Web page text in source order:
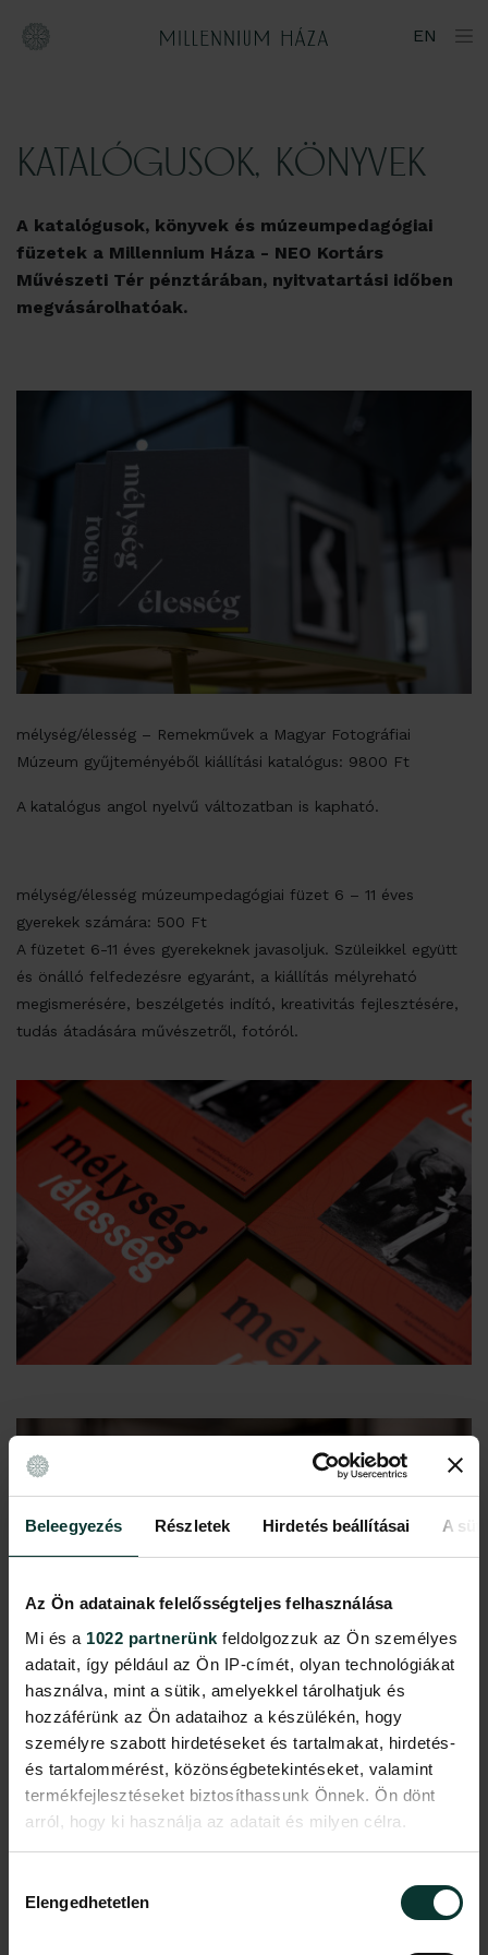
Beleegyezés Részletek Hirdetés beállításai A
Az Ön adatainak felelősségteljes felhasználása
Mi és a 1022 partnerünk feldolgozzuk az Ön személyes
adatait, így például az Ön IP-címét, olyan technológiákat
használva, mint a sütik, amelyekkel tárolhatjuk és
hozzáférünk az Ön adataihoz a készülékén, hogy
személyre szabott hirdetéseket és tartalmakat, hirdetés-
és tartalommérést, közönségbetekintéseket, valamint
termékfejlesztéseket biztosíthassunk Önnek. Ön dönt
arról, hogy ki használja az adatait és milyen célra.
Információgyűjtés az Ön földrajzi
kiválasztása
Elengedhetetlen
Ugrás
a
EN
KATALÓGUSOK, KÖNYVEK
A katalógusok, könyvek és múzeumpedagógiai
füzetek a Millennium Háza - NEO Kortárs
Művészeti Tér pénztárában, nyitvatartási időben
megvásárolhatóak.
mélység/élesség – Remekművek a Magyar Fotográfiai
Múzeum gyűjteményéből kiállítási katalógus: 9800 Ft
A katalógus angol nyelvű változatban is kapható.
mélység/élesség múzeumpedagógiai füzet 6 – 11 éves
gyerekek számára: 500 Ft
A füzetet 6-11 éves gyerekeknek javasoljuk. Szüleikkel együtt
és önálló felfedezésre egyaránt, a kiállítás mélyreható
megismerésére, beszélgetés indító, kreativitás fejlesztésére,
tudás átadására művészetről, fotóról.
A Millennium Háza története: 6500 Ft
William Ketridge: Lágyabban játszd a táncot kiállítási
katalógus: 5200 Ft
A katalógus angol nyelvű változatban is kapható.